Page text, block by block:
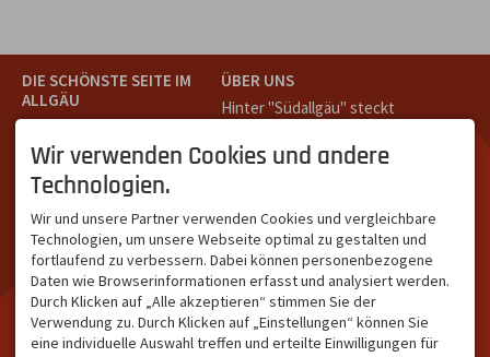
DIE SCHÖNSTE SEITE IM
ALLGÄU
Teil des Oberallgäus. Es
verbindet die Tourismus-
Destinationen Oberstdorf,
Kleinwalsertal und beliebte
Urlaubsziele wie die
Hörnerdörfer, Alpsee-
Grünten, Oberstaufen oder
Wertach im Allgäu.
ÜBER UNS
Hinter "Südallgäu" steckt
Oberstdorf.
Unser Ziel ist ein attraktives
Leistungsträger im
südlichen Oberallgäu eine
starke Plattform bietet.
NETZWERK & REICHWEITE
Wir verwenden Cookies und andere
Technologien.
Wir und unsere Partner verwenden Cookies und vergleichbare
Technologien, um unsere Webseite optimal zu gestalten und
fortlaufend zu verbessern. Dabei können personenbezogene
Daten wie Browserinformationen erfasst und analysiert werden.
Durch Klicken auf „Alle akzeptieren“ stimmen Sie der
Verwendung zu. Durch Klicken auf „Einstellungen“ können Sie
eine individuelle Auswahl treffen und erteilte Einwilligungen für